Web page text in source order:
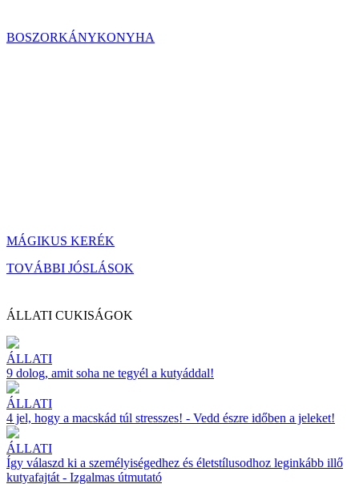
BOSZORKÁNYKONYHA
MÁGIKUS KERÉK
TOVÁBBI JÓSLÁSOK
ÁLLATI CUKISÁGOK
ÁLLATI
9 dolog, amit soha ne tegyél a kutyáddal!
ÁLLATI
4 jel, hogy a macskád túl stresszes! - Vedd észre időben a jeleket!
ÁLLATI
Így válaszd ki a személyiségedhez és életstílusodhoz leginkább illő
kutyafajtát - Izgalmas útmutató